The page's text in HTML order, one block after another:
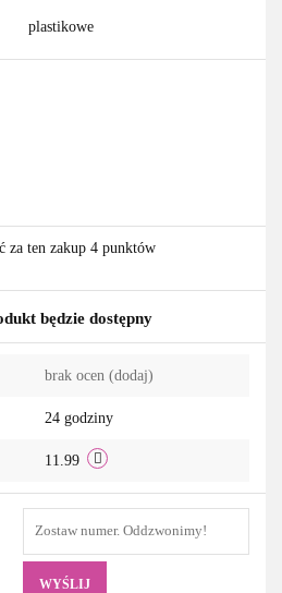
plastikowe
za ten zakup 4 punktów
będzie dostępny
brak ocen (dodaj)
24 godziny
11.99
WYŚLIJ